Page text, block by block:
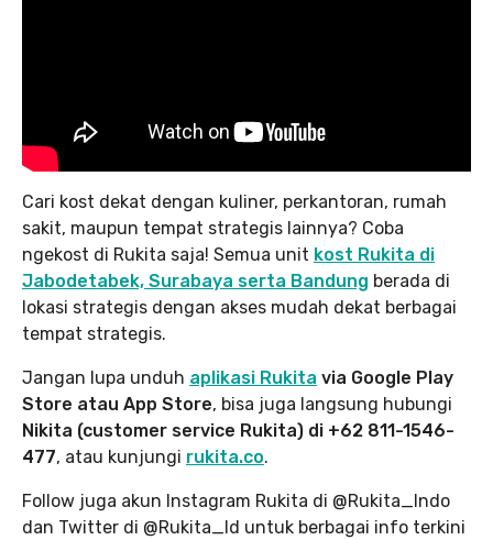
Cari kost dekat dengan kuliner, perkantoran, rumah
sakit, maupun tempat strategis lainnya? Coba
ngekost di Rukita saja! Semua unit kost Rukita di
Jabodetabek, Surabaya serta Bandung berada di
lokasi strategis dengan akses mudah dekat berbagai
tempat strategis.
Jangan lupa unduh aplikasi Rukita via Google Play
Store atau App Store, bisa juga langsung hubungi
Nikita (customer service Rukita) di +62 811-1546-
477, atau kunjungi rukita.co.
Follow juga akun Instagram Rukita di @Rukita_Indo
dan Twitter di @Rukita_Id untuk berbagai info terkini